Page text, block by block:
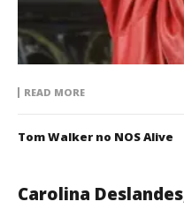
READ MORE
Tom Walker no NOS Alive
Carolina